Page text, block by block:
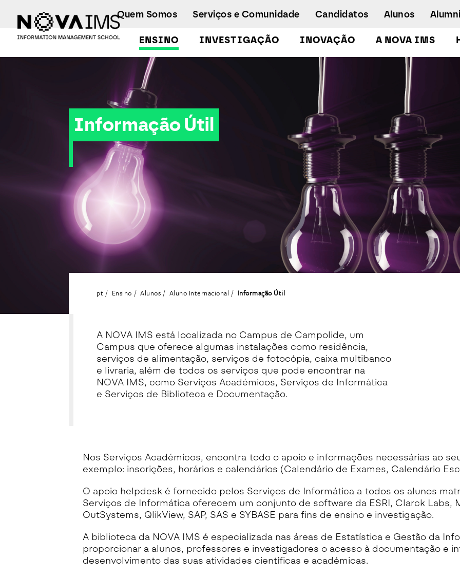
ENSINO
Licenciaturas
Pós-Graduações e Mestrados
Mestrados Executivos
Doutoramento em Gestão de Informação
Formação de Executivos
Workshops e Cursos de Curta Duração
Empregabilidade
Concurso especial - emergência
humanitária
INVESTIGAÇÃO INOVAÇÃO A NOVA IMS
Quem Somos Serviços e Comunidade Candidatos Alunos
Informação Útil
Informação Útil
pt Ensino Alunos Aluno Internacional Informação Útil
A NOVA IMS está localizada no Campus de Campolide, um
Campus que oferece algumas instalações como residência,
serviços de alimentação, serviços de fotocópia, caixa multibanco
e livraria, além de todos os serviços que pode encontrar na
NOVA IMS, como Serviços Académicos, Serviços de Informática
e Serviços de Biblioteca e Documentação.
Nos Serviços Académicos, encontra todo o apoio e informações necessárias ao
exemplo: inscrições, horários e calendários (Calendário de Exames, Calendário
O apoio helpdesk é fornecido pelos Serviços de Informática a todos os alunos
Serviços de Informática oferecem um conjunto de software da ESRI, Clarck Labs,
OutSystems, QlikView, SAP, SAS e SYBASE para fins de ensino e investigação.
A biblioteca da NOVA IMS é especializada nas áreas de Estatística e Gestão da
proporcionar a alunos, professores e investigadores o acesso à documentação e
desenvolvimento das suas atividades científicas e académicas.